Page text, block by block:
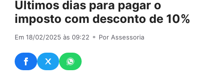
Últimos dias para pagar o
imposto com desconto de 10%
Em 18/02/2025 às 09:22 ⚬ Por Assessoria